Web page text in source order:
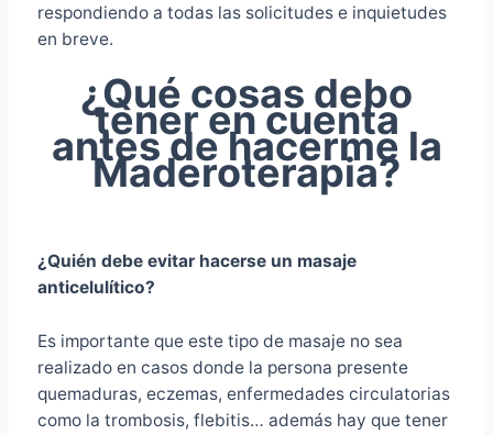
respondiendo a todas las solicitudes e inquietudes
en breve.
¿Qué cosas debo
tener en cuenta
antes de hacerme la
Maderoterapia?
¿Quién debe evitar hacerse un masaje
anticelulítico?
Es importante que este tipo de masaje no sea
realizado en casos donde la persona presente
quemaduras, eczemas, enfermedades circulatorias
como la trombosis, flebitis… además hay que tener